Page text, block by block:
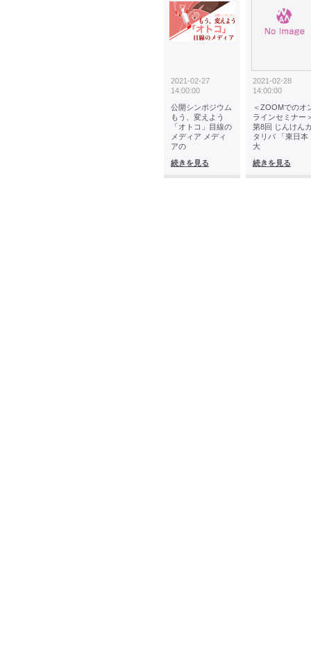
2021-02-27
14:00:00
公開シンポジウム
もう、変えよう
「オトコ」目線の
メディア メディ
アの
続きを見る
2021-02-28
14:00:00
＜ZOOMでのオ
ラインセミナー
第8回 じんけん
タリバ 「東日本
大
続きを見る